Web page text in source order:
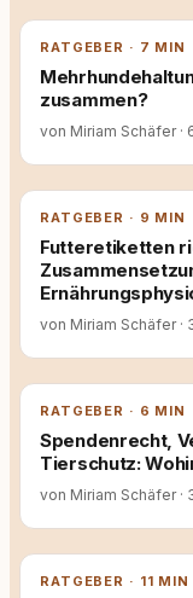
RATGEBER · 7 MIN
zusammen?
von Miriam Schäfer ·
RATGEBER · 9 MIN
Futteretiketten
von Miriam Schäfer ·
RATGEBER · 6 MIN
Spendenrecht,
Tierschutz:
von Miriam Schäfer ·
RATGEBER · 11 MIN